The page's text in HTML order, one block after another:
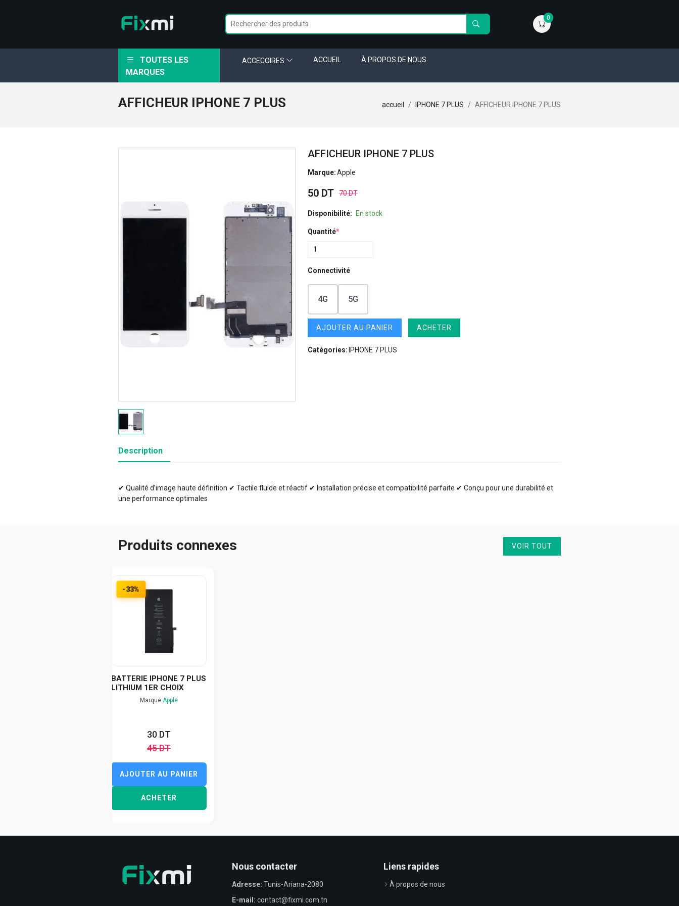
0
TOUTES LES
MARQUES
ACCECOIRES ACCUEIL À PROPOS DE NOUS
AFFICHEUR IPHONE 7 PLUS accueil IPHONE 7 PLUS AFFICHEUR IPHONE 7 PLUS
AFFICHEUR IPHONE 7 PLUS
Marque:Apple
50 DT 70 DT
Disponibilité: En stock
Quantité*
Connectivité
4G 5G
AJOUTER AU PANIER ACHETER
Catégories: IPHONE 7 PLUS
Description
✔ Qualité d’image haute définition ✔ Tactile fluide et réactif ✔ Installation précise et compatibilité parfaite ✔ Conçu pour une durabilité et
une performance optimales
Produits connexes VOIR TOUT
-33%
BATTERIE IPHONE 7 PLUS
LITHIUM 1ER CHOIX
Marque Apple
30 DT
45 DT
AJOUTER AU PANIER
ACHETER
Nous contacter
Adresse: Tunis-Ariana-2080
E-mail: contact@fixmi.com.tn
Liens rapides
À propos de nous